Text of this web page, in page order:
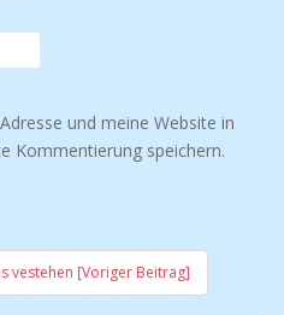
und meine Website in
Kommentierung speichern.
vestehen [Voriger Beitrag]